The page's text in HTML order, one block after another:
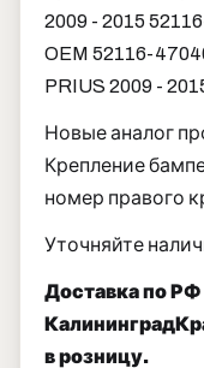
2009 - 2015
OEM 52116-
PRIUS 2009 -
Новые аналог
Крепление
номер правого
Уточняйте
Доставка по
Калининград
в розницу.